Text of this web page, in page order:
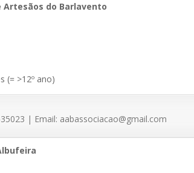
Artesãos do Barlavento
(= >12º ano)
| Email: aabassociacao@gmail.com